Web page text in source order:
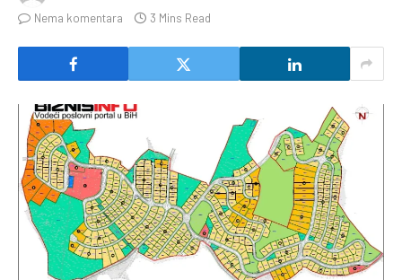
Nema komentara
3 Mins Read